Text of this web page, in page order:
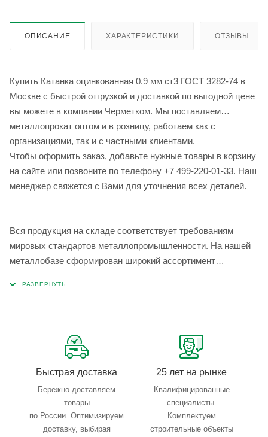
ОПИСАНИЕ ХАРАКТЕРИСТИКИ ОТЗЫВЫ
Купить Катанка оцинкованная 0.9 мм ст3 ГОСТ 3282-74 в
Москве с быстрой отгрузкой и доставкой по выгодной цене
вы можете в компании Черметком. Мы поставляем
металлопрокат оптом и в розницу, работаем как с
организациями, так и с частными клиентами.
Чтобы оформить заказ, добавьте нужные товары в корзину
на сайте или позвоните по телефону +7 499-220-01-33. Наш
менеджер свяжется с Вами для уточнения всех деталей.
Вся продукция на складе соответствует требованиям
мировых стандартов металлопромышленности. На нашей
металлобазе сформирован широкий ассортимент
Быстрая доставка
Бережно доставляем
товары
по России. Оптимизируем
доставку, выбирая
25 лет на рынке
Квалифицированные
специалисты.
Комплектуем
строительные объекты